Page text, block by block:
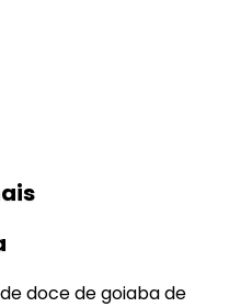
doce de goiaba de